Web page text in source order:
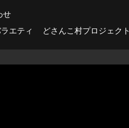
せ
エティ どさんこ村プロジェクト